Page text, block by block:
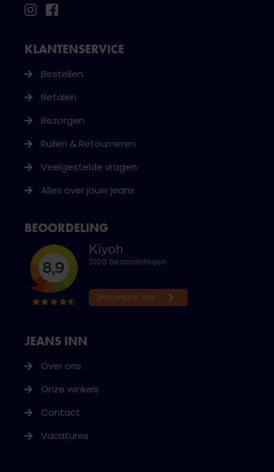
JEANS INN
Over ons
Onze winkels
Contact
Vacatures
KLANTENSERVICE
Bestellen
Betalen
Bezorgen
Ruilen & Retourneren
Veelgestelde vragen
Alles over jouw jeans
BEOORDELING